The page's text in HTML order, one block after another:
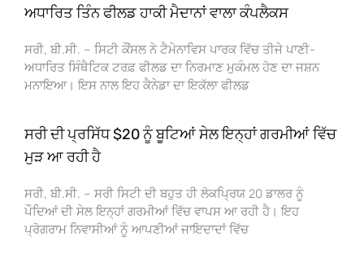
ਅਧਾਰਿਤ ਤਿੰਨ ਫੀਲਡ ਹਾਕੀ ਮੈਦਾਨਾਂ ਵਾਲਾ ਕੰਪਲੈਕਸ
ਸਰੀ, ਬੀ.ਸੀ. – ਸਿਟੀ ਕੌਂਸਲ ਨੇ ਟੈਮੇਨਾਵਿਸ ਪਾਰਕ ਵਿੱਚ ਤੀਜੇ ਪਾਣੀ-
ਅਧਾਰਿਤ ਸਿੰਥੈਟਿਕ ਟਰਫ਼ ਫੀਲਡ ਦਾ ਨਿਰਮਾਣ ਮੁਕੰਮਲ ਹੋਣ ਦਾ ਜਸ਼ਨ
ਮਨਾਇਆ। ਇਸ ਨਾਲ ਇਹ ਕੈਨੇਡਾ ਦਾ ਇਕੱਲਾ ਫੀਲਡ
ਸਰੀ ਦੀ ਪ੍ਰਸਿੱਧ $20 ਨੂੰ ਬੂਟਿਆਂ ਸੇਲ ਇਨ੍ਹਾਂ ਗਰਮੀਆਂ ਵਿੱਚ
ਮੁੜ ਆ ਰਹੀ ਹੈ
ਸਰੀ, ਬੀ.ਸੀ. – ਸਰੀ ਸਿਟੀ ਦੀ ਬਹੁਤ ਹੀ ਲੋਕਪ੍ਰਿਯ 20 ਡਾਲਰ ਨੂੰ
ਪੌਦਿਆਂ ਦੀ ਸੇਲ ਇਨ੍ਹਾਂ ਗਰਮੀਆਂ ਵਿੱਚ ਵਾਪਸ ਆ ਰਹੀ ਹੈ। ਇਹ
ਪ੍ਰੋਗਰਾਮ ਨਿਵਾਸੀਆਂ ਨੂੰ ਆਪਣੀਆਂ ਜਾਇਦਾਦਾਂ ਵਿੱਚ